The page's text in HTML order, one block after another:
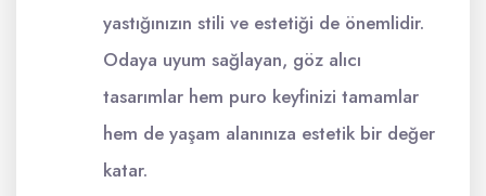
yastığınızın stili ve estetiği de önemlidir.
Odaya uyum sağlayan, göz alıcı
tasarımlar hem puro keyfinizi tamamlar
hem de yaşam alanınıza estetik bir değer
katar.